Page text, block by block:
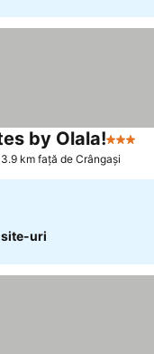
by Olala!3 Stele
3.9 km faţă de Crângaşi
uri